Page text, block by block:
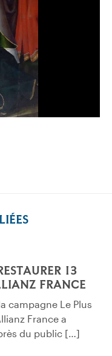
13
FRANCE
campagne Le Plus
France a
du public […]